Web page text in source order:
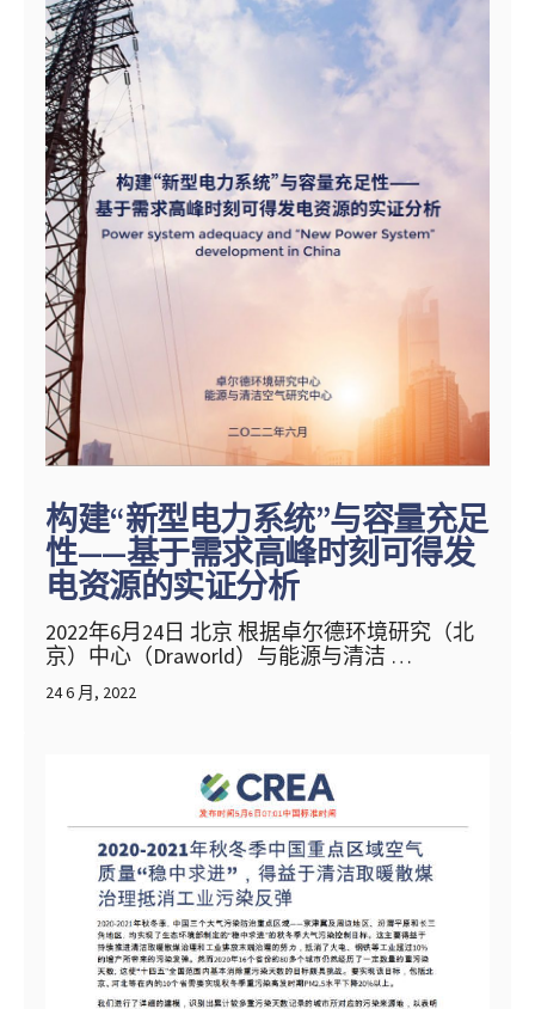
构建“新型电⼒系统”与容量充⾜
性——基于需求⾼峰时刻可得发
电资源的实证分析
2022年6⽉24⽇ 北京 根据卓尔德环境研究（北
京）中⼼（Draworld）与能源与清洁 …
24 6 月, 2022